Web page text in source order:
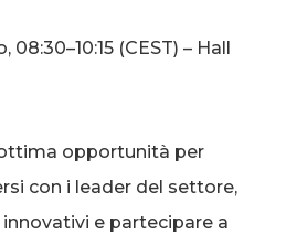
08:30–10:15 (CEST) – Hall
opportunità per
con i leader del settore,
e partecipare a